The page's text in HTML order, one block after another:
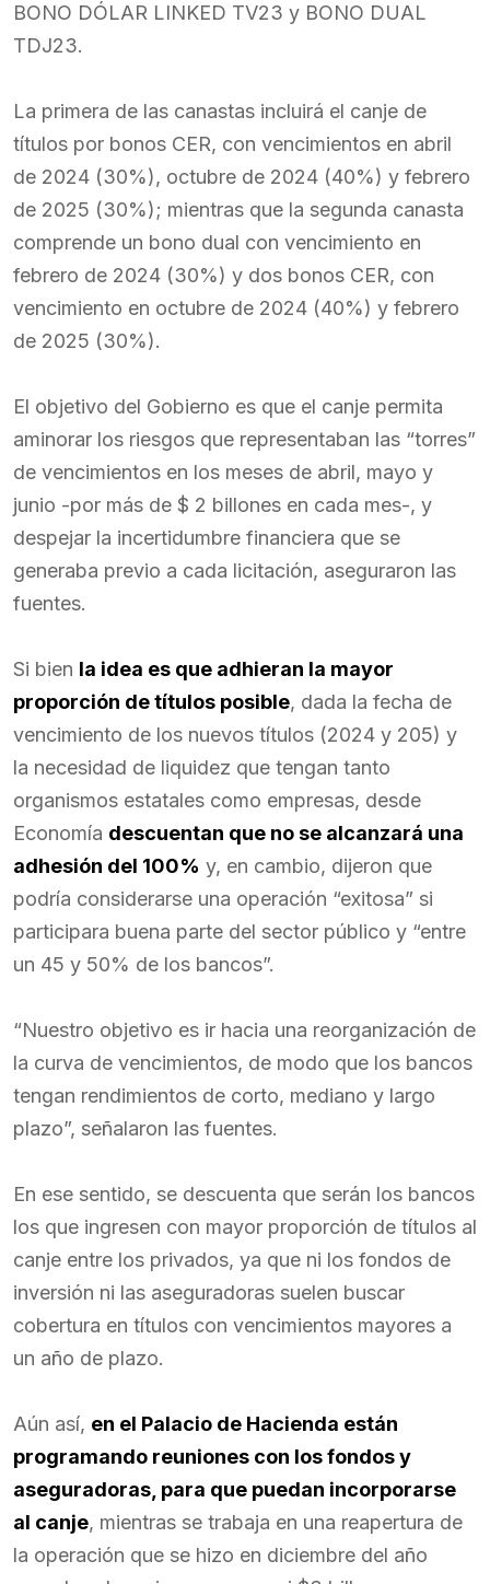
BONO DÓLAR LINKED TV23 y BONO DUAL
TDJ23.
La primera de las canastas incluirá el canje de
títulos por bonos CER, con vencimientos en abril
de 2024 (30%), octubre de 2024 (40%) y febrero
de 2025 (30%); mientras que la segunda canasta
comprende un bono dual con vencimiento en
febrero de 2024 (30%) y dos bonos CER, con
vencimiento en octubre de 2024 (40%) y febrero
de 2025 (30%).
El objetivo del Gobierno es que el canje permita
aminorar los riesgos que representaban las “torres”
de vencimientos en los meses de abril, mayo y
junio -por más de $ 2 billones en cada mes-, y
despejar la incertidumbre financiera que se
generaba previo a cada licitación, aseguraron las
fuentes.
Si bien la idea es que adhieran la mayor
proporción de títulos posible, dada la fecha de
vencimiento de los nuevos títulos (2024 y 205) y
la necesidad de liquidez que tengan tanto
organismos estatales como empresas, desde
Economía descuentan que no se alcanzará una
adhesión del 100% y, en cambio, dijeron que
podría considerarse una operación “exitosa” si
participara buena parte del sector público y “entre
un 45 y 50% de los bancos”.
“Nuestro objetivo es ir hacia una reorganización de
la curva de vencimientos, de modo que los bancos
tengan rendimientos de corto, mediano y largo
plazo”, señalaron las fuentes.
En ese sentido, se descuenta que serán los bancos
los que ingresen con mayor proporción de títulos al
canje entre los privados, ya que ni los fondos de
inversión ni las aseguradoras suelen buscar
cobertura en títulos con vencimientos mayores a
un año de plazo.
Aún así, en el Palacio de Hacienda están
programando reuniones con los fondos y
aseguradoras, para que puedan incorporarse
al canje, mientras se trabaja en una reapertura de
la operación que se hizo en diciembre del año